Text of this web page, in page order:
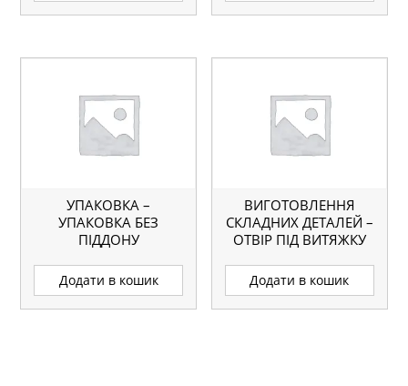
УПАКОВКА –
УПАКОВКА БЕЗ
ПІДДОНУ
Додати в кошик
ВИГОТОВЛЕННЯ
СКЛАДНИХ ДЕТАЛЕЙ –
ОТВІР ПІД ВИТЯЖКУ
Додати в кошик